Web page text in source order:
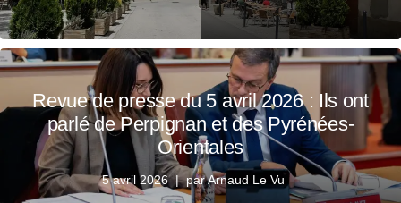
Revue de presse du 5 avril 2026 : Ils ont
parlé de Perpignan et des Pyrénées-
Orientales
5 avril 2026 parArnaud Le Vu